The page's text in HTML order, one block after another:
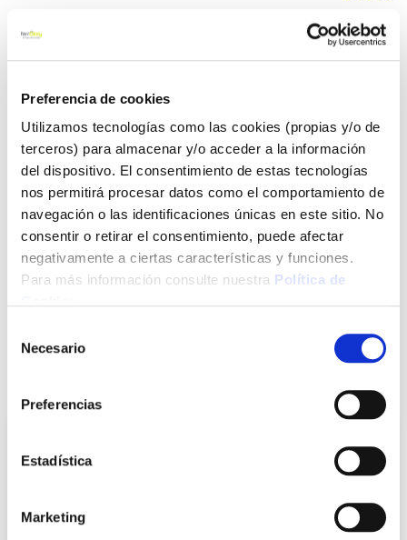
Preferencia de cookies
Utilizamos tecnologías como las cookies (propias y/o de
terceros) para almacenar y/o acceder a la información
del dispositivo. El consentimiento de estas tecnologías
nos permitirá procesar datos como el comportamiento de
navegación o las identificaciones únicas en este sitio. No
consentir o retirar el consentimiento, puede afectar
negativamente a ciertas características y funciones.
Para más información consulte nuestra Política de
Necesario
Preferencias
Estadística
Marketing
15,50 €
Click&Collect - Recogida gratis
en nuestras tiendas
Envío a domicilio:
5 días hábiles
+ INFO